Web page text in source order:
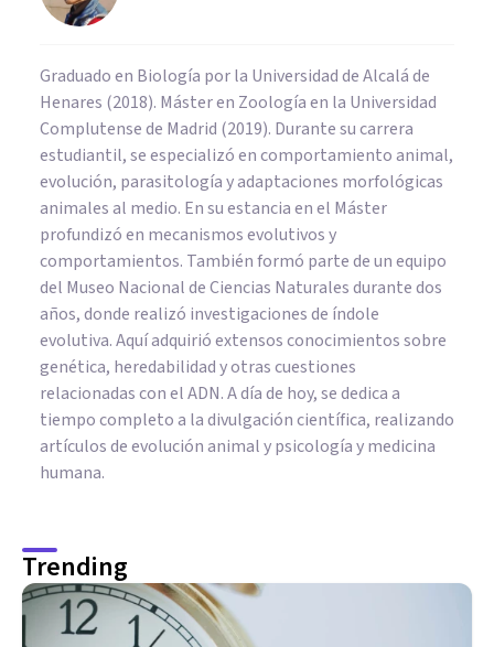
Graduado en Biología por la Universidad de Alcalá de
Henares (2018). Máster en Zoología en la Universidad
Complutense de Madrid (2019). Durante su carrera
estudiantil, se especializó en comportamiento animal,
evolución, parasitología y adaptaciones morfológicas
animales al medio. En su estancia en el Máster
profundizó en mecanismos evolutivos y
comportamientos. También formó parte de un equipo
del Museo Nacional de Ciencias Naturales durante dos
años, donde realizó investigaciones de índole
evolutiva. Aquí adquirió extensos conocimientos sobre
genética, heredabilidad y otras cuestiones
relacionadas con el ADN. A día de hoy, se dedica a
tiempo completo a la divulgación científica, realizando
artículos de evolución animal y psicología y medicina
humana.
Trending